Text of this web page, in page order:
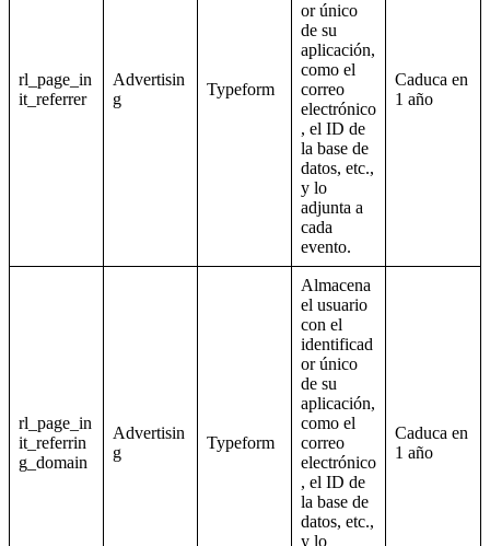
rl_page_in
it_referrer
Advertisin
g
Typeform
or único
de su
aplicación,
como el
correo
electrónico
, el ID de
la base de
datos, etc.,
y lo
adjunta a
cada
evento.
Caduca en
1 año
rl_page_in
it_referrin
g_domain
Advertisin
g
Typeform
Almacena
el usuario
con el
identificad
or único
de su
aplicación,
como el
correo
electrónico
, el ID de
la base de
datos, etc.,
y lo
Caduca en
1 año